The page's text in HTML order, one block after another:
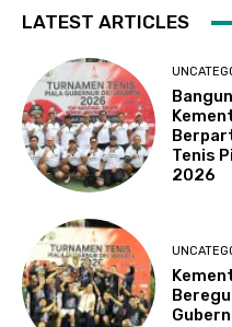
LATEST ARTICLES
Tenis
2026